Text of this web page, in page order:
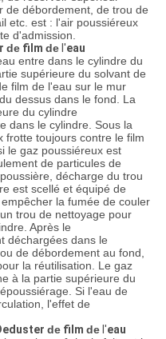
de débordement, de trou de
etc. est : l'air poussiéreux
d'admission.
defilm del'eau
entre dans le cylindre du
supérieure du solvant de
film de l'eau sur le mur
dessus dans le fond. La
du cylindre
dans le cylindre. Sous la
frotte toujours contre le film
le gaz poussiéreux est
de particules de
décharge du trou
est scellé et équipé de
la fumée de couler
trou de nettoyage pour
Après le
déchargées dans le
de débordement au fond,
la réutilisation. Le gaz
à la partie supérieure du
Si l'eau de
l'effet de
defilm del'eau